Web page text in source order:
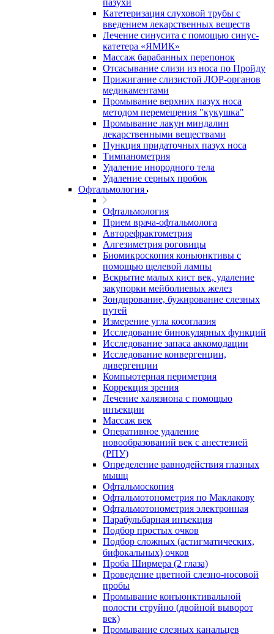
пазухи
Катетеризация слуховой трубы с
введением лекарственных веществ
Лечение синусита с помощью синус-
катетера «ЯМИК»
Массаж барабанных перепонок
Отсасывание слизи из носа по Пройду
Прижигание слизистой ЛОР-органов
медикаментами
Промывание верхних пазух носа
методом перемещения "кукушка"
Промывание лакун миндалин
лекарственными веществами
Пункция придаточных пазух носа
Тимпанометрия
Удаление инородного тела
Удаление серных пробок
Офтальмология
Офтальмология
Прием врача-офтальмолога
Авторефрактометрия
Алгезиметрия роговицы
Биомикроскопия коньюнктивы с
помощью щелевой лампы
Вскрытие малых кист век, удаление
закупорки мейболиевых желез
Зондирование, бужирование слезных
путей
Измерение угла косоглазия
Исследование бинокулярных функций
Исследование запаса аккомодации
Исследование конвергенции,
дивергенции
Компьютерная периметрия
Коррекция зрения
Лечение халязиона с помощью
инъекции
Массаж век
Оперативное удаление
новообразований век с анестезией
(РПУ)
Определение равнодействия глазных
мышц
Офтальмоскопия
Офтальмотонометрия по Маклакову
Офтальмотонометрия электронная
Парабульбарная инъекция
Подбор простых очков
Подбор сложных (астигматических,
бифокальных) очков
Проба Ширмера (2 глаза)
Проведение цветной слезно-носовой
пробы
Промывание конъюнктивальной
полости струйно (двойной выворот
век)
Промывание слезных канальцев